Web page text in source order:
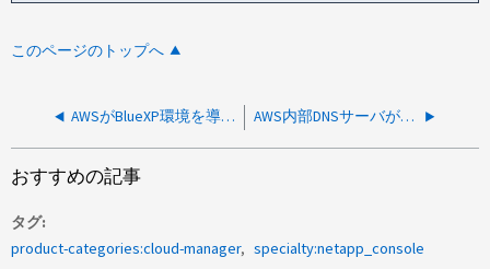
このページのトップへ
AWSがBlueXP環境を導入し、portal.azure.comのIPv4アドレスへのトラフィックを確認 AWS内部DNSサーバが停止しました
おすすめの記事
タグ
product-categories:cloud-manager
specialty:netapp_console